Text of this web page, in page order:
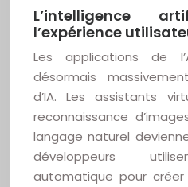
L’intelligence
l’expérience
Les applications de
désormais
d’IA. Les assistants
reconnaissance
langage naturel
développeurs
automatique pour